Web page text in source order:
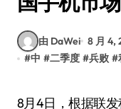
由 DaWei 8 月 4,
#中 #二季度 #兵败 #
8月4日，根据联发科最新发布的2017年二季度财报